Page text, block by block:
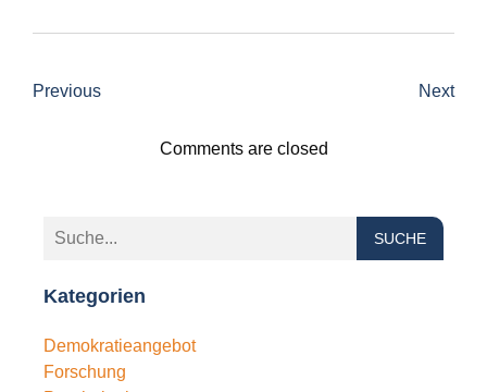
Previous Next
Comments are closed
SUCHE
Kategorien
Demokratieangebot
Forschung